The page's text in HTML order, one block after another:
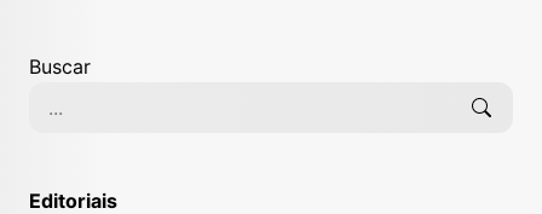
Buscar
Editoriais